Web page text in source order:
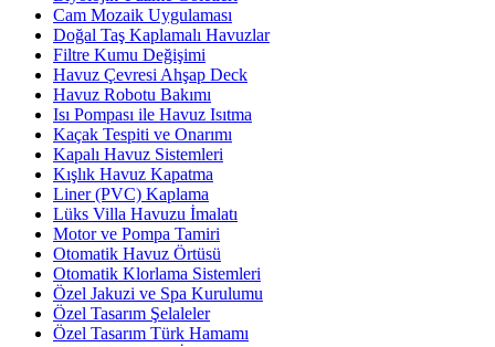
Cam Mozaik Uygulaması
Doğal Taş Kaplamalı Havuzlar
Filtre Kumu Değişimi
Havuz Çevresi Ahşap Deck
Havuz Robotu Bakımı
Isı Pompası ile Havuz Isıtma
Kaçak Tespiti ve Onarımı
Kapalı Havuz Sistemleri
Kışlık Havuz Kapatma
Liner (PVC) Kaplama
Lüks Villa Havuzu İmalatı
Motor ve Pompa Tamiri
Otomatik Havuz Örtüsü
Otomatik Klorlama Sistemleri
Özel Jakuzi ve Spa Kurulumu
Özel Tasarım Şelaleler
Özel Tasarım Türk Hamamı